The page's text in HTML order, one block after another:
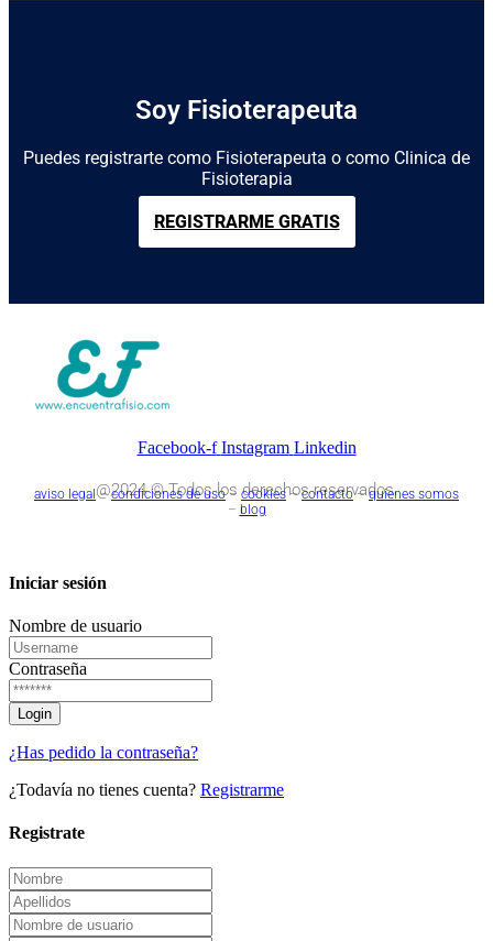
Soy Fisioterapeuta
Puedes registrarte como Fisioterapeuta o como Clinica de
Fisioterapia
REGISTRARME GRATIS
Facebook-f Instagram Linkedin
@2024 © Todos los derechos reservados.
aviso legal–condiciones de uso– cookies –contacto–quienes somos
– blog
Iniciar sesión
Nombre de usuario
Contraseña
¿Has pedido la contraseña?
¿Todavía no tienes cuenta? Registrarme
Registrate